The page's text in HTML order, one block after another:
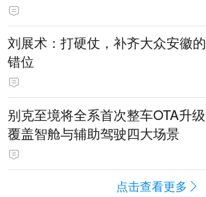
刘展术：打硬仗，补齐大众安徽的
错位
别克至境将全系首次整车OTA升级
覆盖智舱与辅助驾驶四大场景
点击查看更多